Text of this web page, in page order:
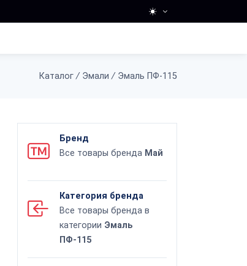
Каталог / Эмали / Эмаль ПФ-115
Бренд
Все товары бренда Май
Категория бренда
Все товары бренда в
категории Эмаль
ПФ-115